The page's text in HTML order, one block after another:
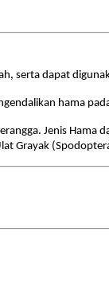
serta dapat
hama
Jenis